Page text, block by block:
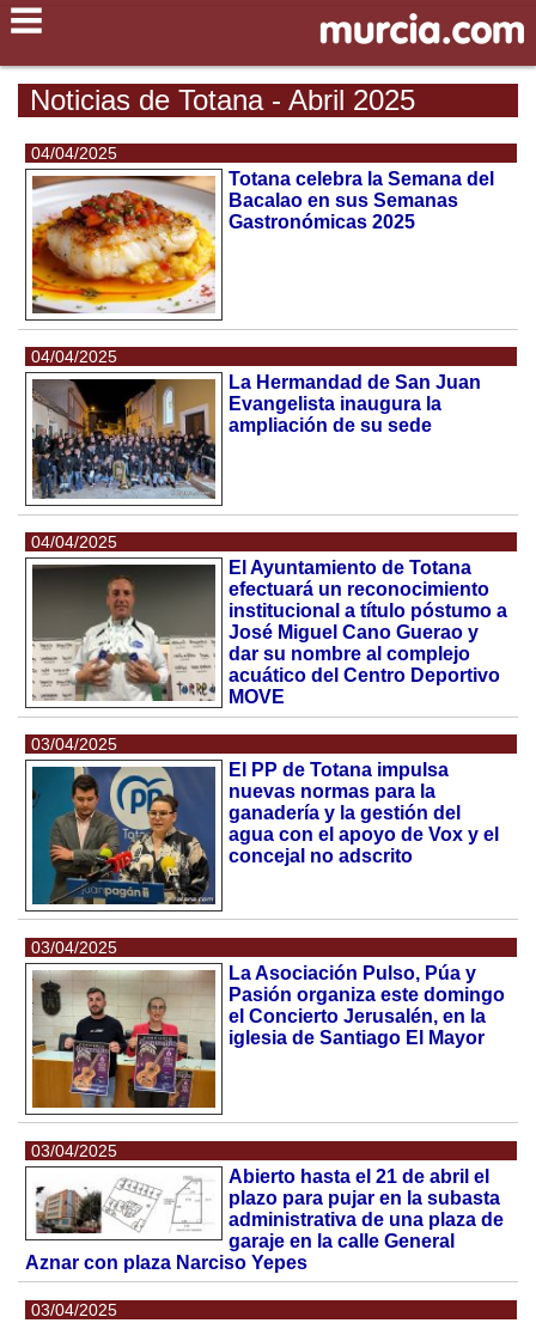
Noticias de Totana - Abril 2025
04/04/2025
Totana celebra la Semana del
Bacalao en sus Semanas
Gastronómicas 2025
04/04/2025
La Hermandad de San Juan
Evangelista inaugura la
ampliación de su sede
04/04/2025
El Ayuntamiento de Totana
efectuará un reconocimiento
institucional a título póstumo a
José Miguel Cano Guerao y
dar su nombre al complejo
acuático del Centro Deportivo
MOVE
03/04/2025
El PP de Totana impulsa
nuevas normas para la
ganadería y la gestión del
agua con el apoyo de Vox y el
concejal no adscrito
03/04/2025
La Asociación Pulso, Púa y
Pasión organiza este domingo
el Concierto Jerusalén, en la
iglesia de Santiago El Mayor
03/04/2025
Abierto hasta el 21 de abril el
plazo para pujar en la subasta
administrativa de una plaza de
garaje en la calle General
Aznar con plaza Narciso Yepes
03/04/2025